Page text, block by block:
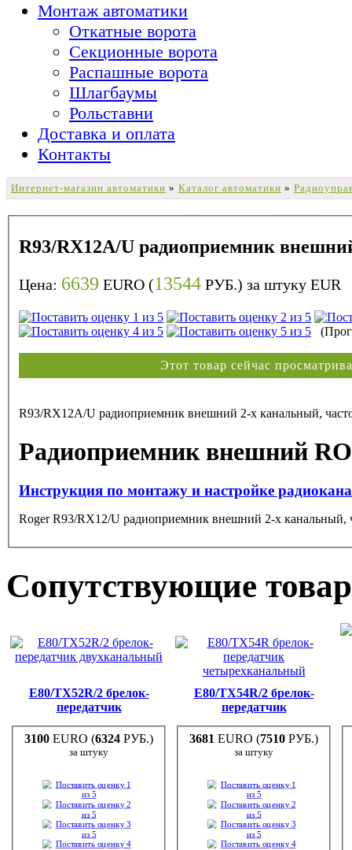
Монтаж автоматики
Откатные ворота
Секционные ворота
Распашные ворота
Шлагбаумы
Рольставни
Доставка и оплата
Контакты
Интернет-магазин автоматики » Каталог автоматики »
R93/RX12A/U радиоприемник
Цена: 6639 EURO (13544 РУБ.) за штуку EUR
Этот товар сейчас
R93/RX12A/U радиоприемник внешний 2-х канальный,
Радиоприемник внешний
Инструкция по монтажу и настройке
Roger R93/RX12/U радиоприемник внешний 2-х канальный,
Сопутствующие
E80/TX52R/2 брелок-
передатчик
3100 EURO (6324 РУБ.)
за штуку
E80/TX54R/2 брелок-
передатчик
3681 EURO (7510 РУБ.)
за штуку